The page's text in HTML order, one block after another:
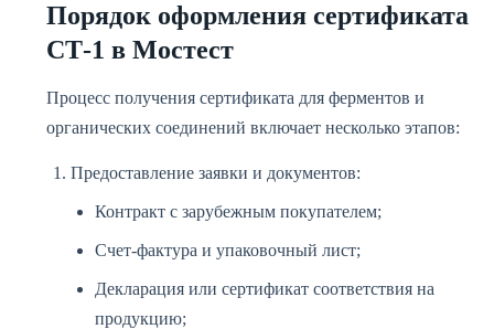
Порядок оформления сертификата
СТ-1 в Мостест
Процесс получения сертификата для ферментов и
органических соединений включает несколько этапов:
Предоставление заявки и документов:
Контракт с зарубежным покупателем;
Счет-фактура и упаковочный лист;
Декларация или сертификат соответствия на
продукцию;